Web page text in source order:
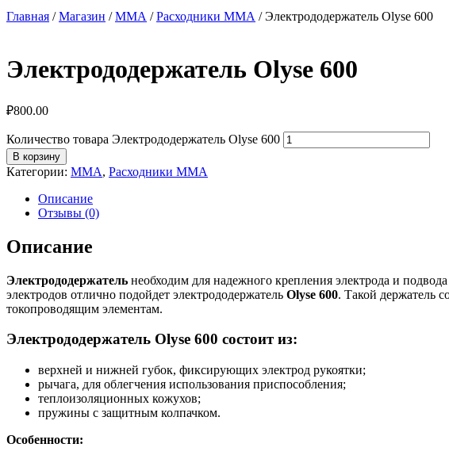
Главная /Магазин /MMA /Расходники ММА / Электрододержатель Olyse 600
Электрододержатель Olyse 600
₽800.00
Количество товара Электрододержатель Olyse 600
В корзину
Категории: MMA, Расходники ММА
Описание
Отзывы (0)
Описание
Электрододержатель необходим для надежного крепления электрода и
электродов отлично подойдет электрододержатель Olyse 600. Такой держатель
токопроводящим элементам.
Электрододержатель Olyse 600 состоит из:
верхней и нижней губок, фиксирующих электрод рукоятки;
рычага, для облегчения использования приспособления;
теплоизоляционных кожухов;
пружины с защитным колпачком.
Особенности: